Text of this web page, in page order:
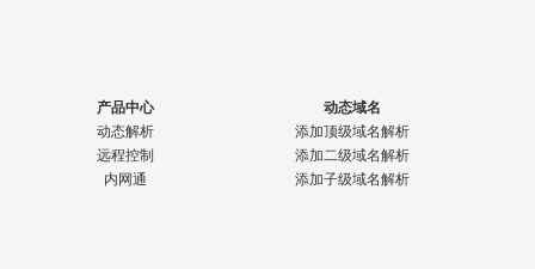
产品中心
动态解析
远程控制
内网通
动态域名
添加顶级域名解析
添加二级域名解析
添加子级域名解析